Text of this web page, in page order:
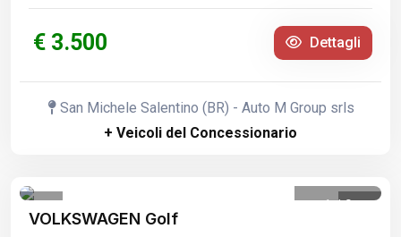
€ 3.500 Dettagli
San Michele Salentino (BR) - Auto M Group srls
+ Veicoli del Concessionario
1 /9
VOLKSWAGEN Golf